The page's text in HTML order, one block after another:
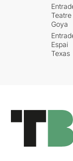
Teatre
Goya
Espai
Texas